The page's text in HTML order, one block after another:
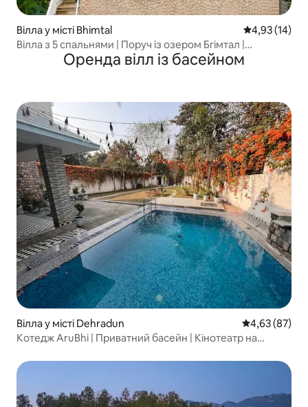
Вілла у місті Bhimtal Середня
4,93 (14)
Вілла з 5 спальнями | Поруч із озером Бгімтал |
Оренда вілл із басейном
Вілла у місті Dehradun Середня
4,63 (87)
Котедж AruBhi | Приватний басейн | Кінотеатр на